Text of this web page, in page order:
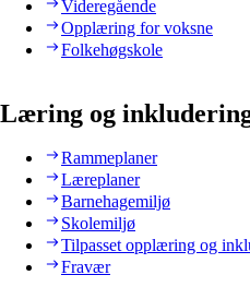
Videregående
Opplæring for voksne
Folkehøgskole
Læring og
Rammeplaner
Læreplaner
Barnehagemiljø
Skolemiljø
Tilpasset opplæring og
Fravær